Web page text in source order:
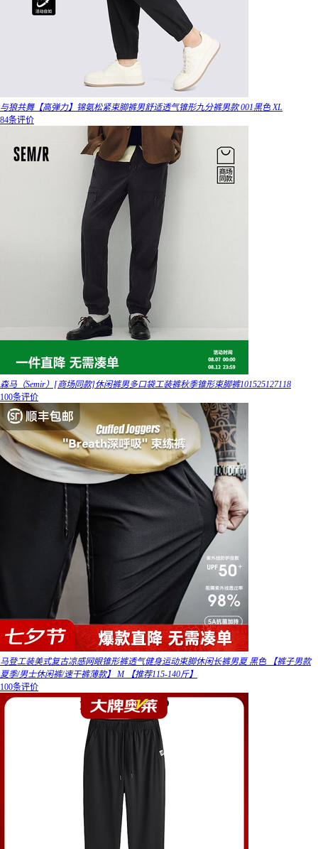
与狼共舞【高弹力】锦氨松紧束脚裤男舒适透气锥形九分裤男款 001黑色 XL
84条评价
森马（Semir）[商场同款]休闲裤男多口袋工装裤秋季锥形束脚裤101525127118
100条评价
马登工装美式复古凉感网眼锥形裤透气健身运动束脚休闲长裤男夏 黑色 【裤子男款
夏季/男士休闲裤/速干裤薄款】 M 【推荐115-140斤】
100条评价